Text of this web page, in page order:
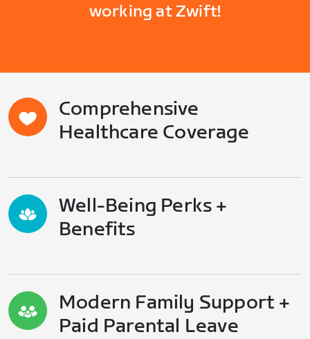
working at Zwift!
Comprehensive
Healthcare Coverage
Well-Being Perks +
Benefits
Modern Family Support +
Paid Parental Leave